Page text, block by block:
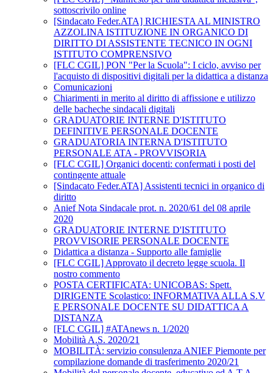
sottoscrivilo online
[Sindacato Feder.ATA] RICHIESTA AL MINISTRO
AZZOLINA ISTITUZIONE IN ORGANICO DI
DIRITTO DI ASSISTENTE TECNICO IN OGNI
ISTITUTO COMPRENSIVO
[FLC CGIL] PON "Per la Scuola": I ciclo, avviso per
l'acquisto di dispositivi digitali per la didattica a distanza
Comunicazioni
Chiarimenti in merito al diritto di affissione e utilizzo
delle bacheche sindacali digitali
GRADUATORIE INTERNE D'ISTITUTO
DEFINITIVE PERSONALE DOCENTE
GRADUATORIA INTERNA D'ISTITUTO
PERSONALE ATA - PROVVISORIA
[FLC CGIL] Organici docenti: confermati i posti del
contingente attuale
[Sindacato Feder.ATA] Assistenti tecnici in organico di
diritto
Anief Nota Sindacale prot. n. 2020/61 del 08 aprile
2020
GRADUATORIE INTERNE D'ISTITUTO
PROVVISORIE PERSONALE DOCENTE
Didattica a distanza - Supporto alle famiglie
[FLC CGIL] Approvato il decreto legge scuola. Il
nostro commento
POSTA CERTIFICATA: UNICOBAS: Spett.
DIRIGENTE Scolastico: INFORMATIVA ALLA S.V
E PERSONALE DOCENTE SU DIDATTICA A
DISTANZA
[FLC CGIL] #ATAnews n. 1/2020
Mobilità A.S. 2020/21
MOBILITÀ: servizio consulenza ANIEF Piemonte per
compilazione domande di trasferimento 2020/21